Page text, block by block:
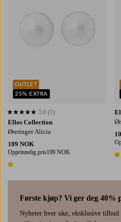
Ellos Collection
Øreringer Alicia
109 NOK
Opprinnelig pris199 NOK
1 farge
5,0 basert på 1 karaktergivninger
5,0 (1)
OUTLET
25% EXTRA
1
Første kjøp? Vi ger deg 40%
Nyheter hver uke, eksklusive tilbud